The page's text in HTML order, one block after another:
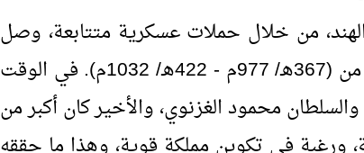
من خلال حملات عسكرية متتابعة، وصل
عددها إلى تسع عشرة حملة، خلال المدة من (367هـ/ 977م - 422هـ/ 1032م). في الوقت
محمود الغزنوي، والأخير كان أكبر من